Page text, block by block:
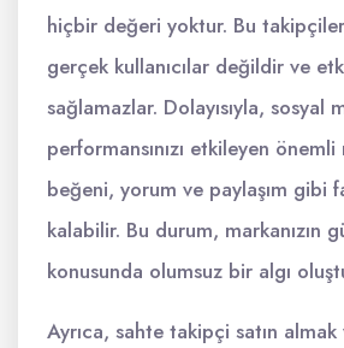
hiçbir değeri yoktur. Bu
gerçek kullanıcılar değildir ve
sağlamazlar. Dolayısıyla, sosyal
performansınızı etkileyen
beğeni, yorum ve paylaşım gibi
kalabilir. Bu durum, markanızın
konusunda olumsuz bir algı
Ayrıca, sahte takipçi satın